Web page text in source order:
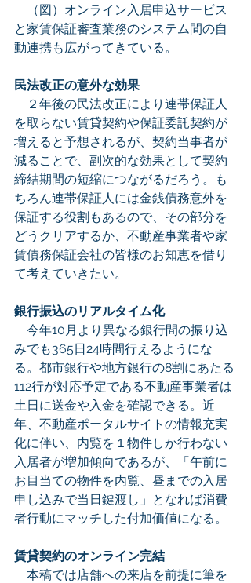
（図）オンライン入居申込サービス
と家賃保証審査業務のシステム間の自
動連携も広がってきている。
民法改正の意外な効果
２年後の民法改正により連帯保証人
を取らない賃貸契約や保証委託契約が
増えると予想されるが、契約当事者が
減ることで、副次的な効果として契約
締結期間の短縮につながるだろう。も
ちろん連帯保証人には金銭債務意外を
保証する役割もあるので、その部分を
どうクリアするか、不動産事業者や家
賃債務保証会社の皆様のお知恵を借り
て考えていきたい。
銀行振込のリアルタイム化
今年10月より異なる銀行間の振り込
みでも365日24時間行えるようにな
る。都市銀行や地方銀行の8割にあたる
112行が対応予定である不動産事業者は
土日に送金や入金を確認できる。近
年、不動産ポータルサイトの情報充実
化に伴い、内覧を１物件しか行わない
入居者が増加傾向であるが、「午前に
お目当ての物件を内覧、昼までの入居
申し込みで当日鍵渡し」となれば消費
者行動にマッチした付加価値になる。
賃貸契約のオンライン完結
本稿では店舗への来店を前提に筆を